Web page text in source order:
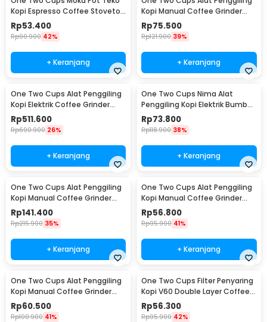
Kopi Espresso Coffee Stovetop
2 Cup 100ml - Z20
Rp53.400
Rp90.900 42%
+ Keranjang
Kopi Manual Coffee Grinder
Wood - 16290
Rp75.500
Rp121.900 39%
+ Keranjang
One Two Cups Alat Penggiling
Kopi Elektrik Coffee Grinder
Adjustable - 600N
Rp511.600
Rp690.900 26%
+ Keranjang
One Two Cups Nima Alat
Penggiling Kopi Elektrik Bumbu
Coffee Grinder - NM-8300
Rp73.800
Rp118.900 38%
+ Keranjang
One Two Cups Alat Penggiling
Kopi Manual Coffee Grinder
Wood 30g - CW85532
Rp141.400
Rp215.900 35%
+ Keranjang
One Two Cups Alat Penggiling
Kopi Manual Coffee Grinder
160ml - CF012
Rp56.800
Rp95.900 41%
+ Keranjang
One Two Cups Alat Penggiling
Kopi Manual Coffee Grinder
Adjustable - RHNHA0176
Rp60.500
Rp100.900 41%
One Two Cups Filter Penyaring
Kopi V60 Double Layer Coffee
Filter - FS-40S
Rp56.300
Rp95.900 42%